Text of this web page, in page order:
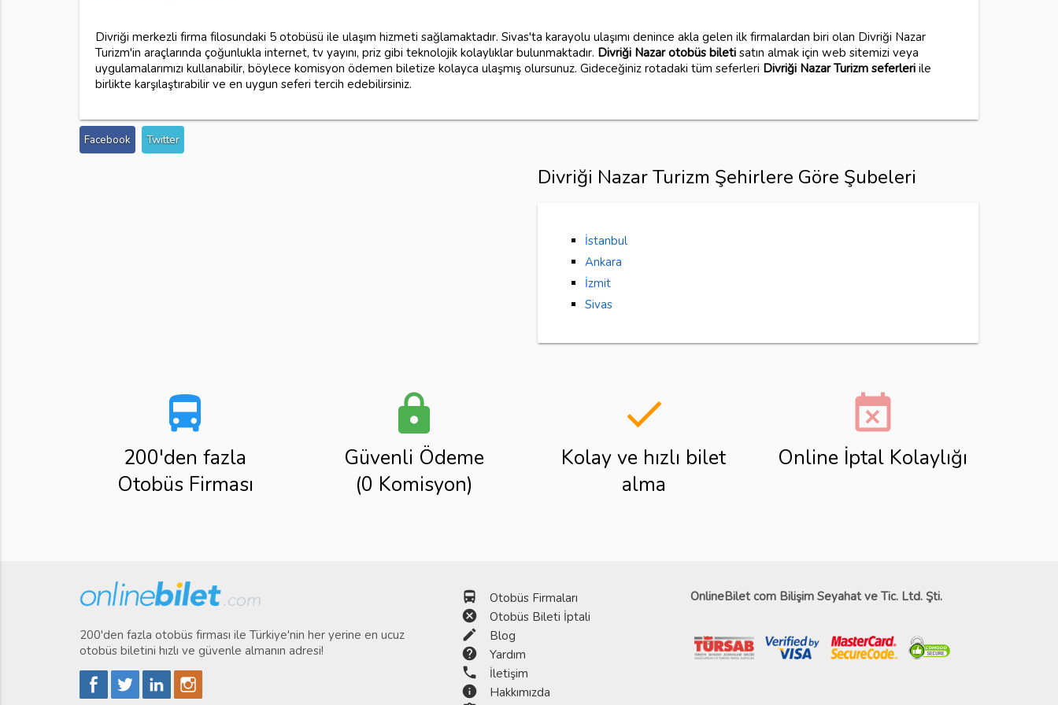
Divriği merkezli firma filosundaki 5 otobüsü ile ulaşım hizmeti sağlamaktadır. Sivas'ta karayolu ulaşımı denince akla gelen ilk firmalardan biri olan Divriği Nazar
Turizm'in araçlarında çoğunlukla internet, tv yayını, priz gibi teknolojik kolaylıklar bulunmaktadır. Divriği Nazar otobüs biletisatın almak için web sitemizi veya
uygulamalarımızı kullanabilir, böylece komisyon ödemen biletize kolayca ulaşmış olursunuz. Gideceğiniz rotadaki tüm seferleri Divriği Nazar Turizm seferleriile
birlikte karşılaştırabilir ve en uygun seferi tercih edebilirsiniz.
Facebook Twitter
Divriği Nazar Turizm Şehirlere Göre Şubeleri
İstanbul
Ankara
İzmit
Sivas
directions_bus
200'den fazla
Otobüs Firması
lock
Güvenli Ödeme
(0 Komisyon)
done
Kolay ve hızlı bilet
alma
event_busy
Online İptal Kolaylığı
200'den fazla otobüs firması ile Türkiye'nin her yerine en ucuz
otobüs biletini hızlı ve güvenle almanın adresi!
directions_bus Otobüs Firmaları
cancel Otobüs Bileti İptali
edit Blog
help Yardım
phone İletişim
info Hakkımızda
OnlineBilet com Bilişim Seyahat ve Tic. Ltd. Şti.